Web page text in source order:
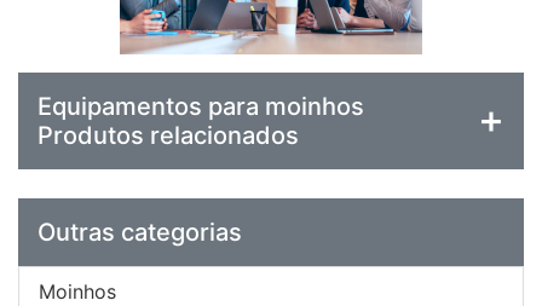
Equipamentos para moinhos
Produtos relacionados
Outras categorias
Moinhos